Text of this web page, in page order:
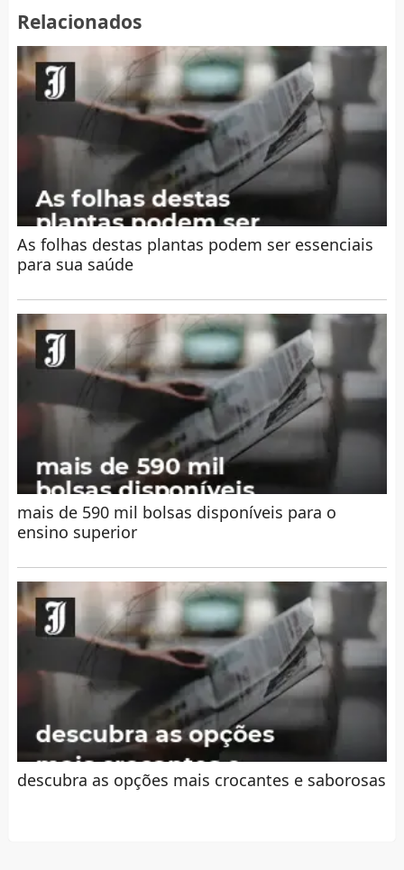
Relacionados
As folhas destas plantas podem ser essenciais
para sua saúde
mais de 590 mil bolsas disponíveis para o
ensino superior
descubra as opções mais crocantes e saborosas